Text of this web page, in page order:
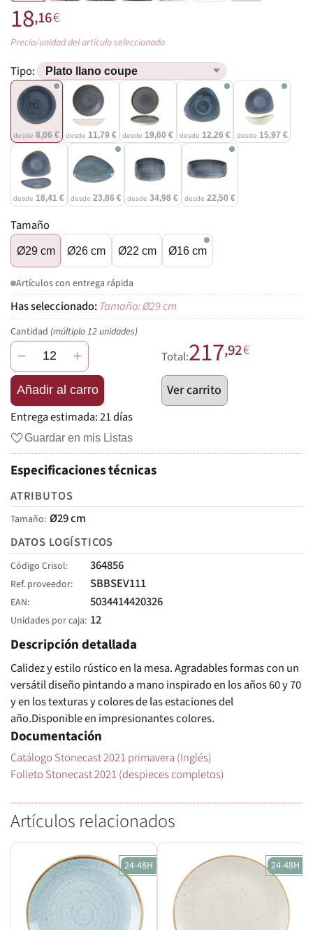
18,16€
Precio/unidad del artículo seleccionado
Tipo:
desde8,06 € desde 11,79 € desde 19,60 € desde 12,26 € desde 15,97 €
desde18,41 € desde 23,86 € desde34,98 € desde 22,50 €
Tamaño
Ø29 cm Ø26 cm Ø22 cm Ø16 cm
Artículos con entrega rápida
Tamaño: Ø29 cm
Cantidad (múltiplo 12 unidades)
− +
Añadir al carro
Total:217,92€
Ver carrito
Entrega estimada:21 días
Guardar en mis Listas
Especificaciones técnicas
ATRIBUTOS
Tamaño Ø29 cm
DATOS LOGÍSTICOS
Código Crisol 364856
Ref. proveedor SBBSEV111
EAN 5034414420326
Unidades por caja 12
Descripción detallada
Calidez y estilo rústico en la mesa. Agradables formas con un
versátil diseño pintando a mano inspirado en los años 60 y 70
y en los texturas y colores de las estaciones del
año.Disponible en impresionantes colores.
Documentación
Catálogo Stonecast 2021 primavera (Inglés)
Folleto Stonecast 2021 (despieces completos)
Artículos relacionados
24-48H 24-48H